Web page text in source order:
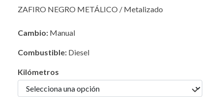
ZAFIRO NEGRO METÁLICO / Metalizado
Cambio: Manual
Combustible: Diesel
Kilómetros